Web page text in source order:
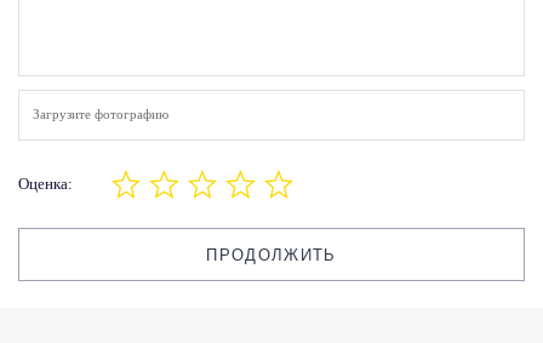
Загрузите фотографию
Оценка:
ПРОДОЛЖИТЬ